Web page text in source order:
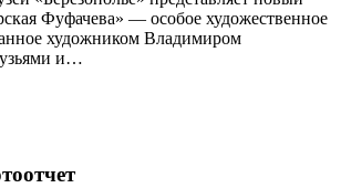
Фуфачева» — особое художественное
художником Владимиром
и…